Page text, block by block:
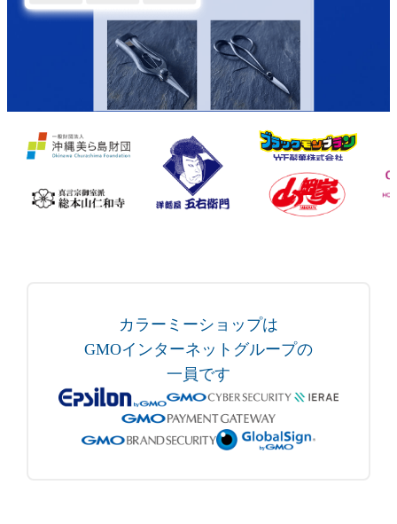
カラーミーショップは
GMOインターネットグループの
一員です